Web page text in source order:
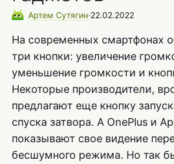
Артем Сутягин∙22.02.2022
На современных смартфонах
три кнопки: увеличение
уменьшение громкости и
Некоторые производители,
предлагают еще кнопку
спуска затвора. А OnePlus и
показывают свое видение
бесшумного режима. Но так